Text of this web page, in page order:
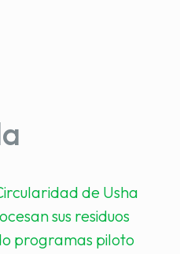
de Usha
sus residuos
programas piloto